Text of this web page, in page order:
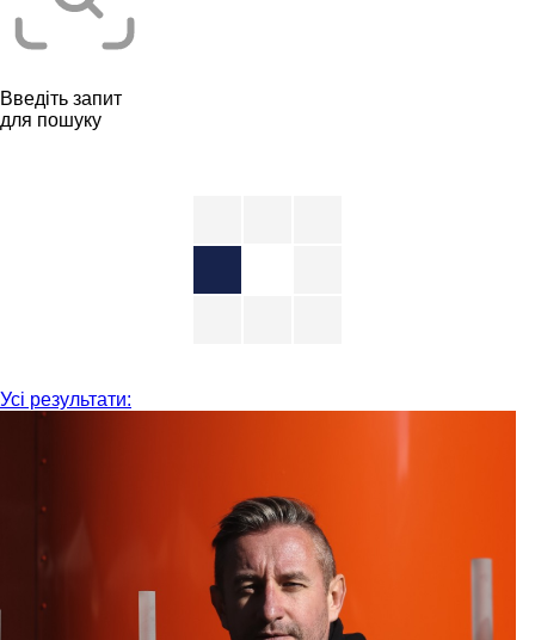
Введіть запит
для пошуку
Усі результати: